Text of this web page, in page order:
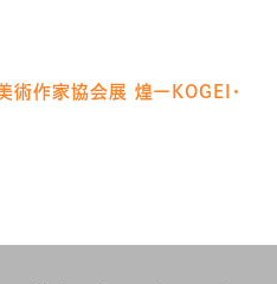
作家協会展 煌ーKOGEI・